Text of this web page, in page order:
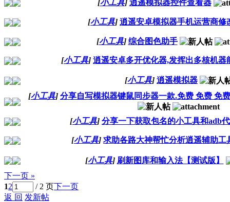
[小工具] 逍遥模拟器控件查看器
[小工具] 逍遥安卓模拟器手机运营商修
[小工具] 综合图色助手
[小工具] 逍遥安卓多开优化器,发挥出多核机器
[小工具] 逍遥模拟器
[小工具] 分享自写模拟器键鼠同步器一款.免费 免费 免
[小工具] 分享一下获取包名的小工具和adb
[小工具] 求助各路大神帮忙分析逍遥辅助工
[小工具] 刷新图库和输入法【测试版】
下一页 »
12 / 2 页下一页
返 回 发新帖